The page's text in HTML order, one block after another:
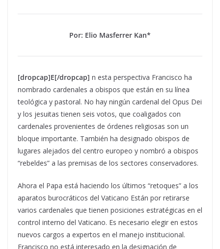
Por: Elio Masferrer Kan*
[dropcap]E[/dropcap] n esta perspectiva Francisco ha
nombrado cardenales a obispos que están en su línea
teológica y pastoral. No hay ningún cardenal del Opus Dei
y los jesuitas tienen seis votos, que coaligados con
cardenales provenientes de órdenes religiosas son un
bloque importante. También ha designado obispos de
lugares alejados del centro europeo y nombró a obispos
“rebeldes” a las premisas de los sectores conservadores.
Ahora el Papa está haciendo los últimos “retoques” a los
aparatos burocráticos del Vaticano Están por retirarse
varios cardenales que tienen posiciones estratégicas en el
control interno del Vaticano. Es necesario elegir en estos
nuevos cargos a expertos en el manejo institucional.
Francisco no está interesado en la designación de